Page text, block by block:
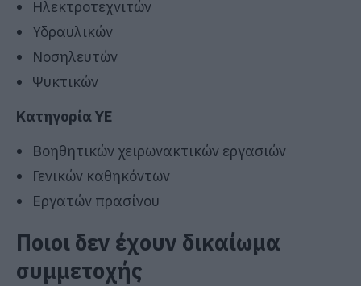
Ηλεκτροτεχνιτών
Υδραυλικών
Νοσηλευτών
Ψυκτικών
Κατηγορία ΥΕ
Βοηθητικών χειρωνακτικών εργασιών
Γενικών καθηκόντων
Εργατών πρασίνου
Ποιοι δεν έχουν δικαίωμα
συμμετοχής